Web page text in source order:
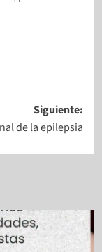
Siguiente:
de la epilepsia